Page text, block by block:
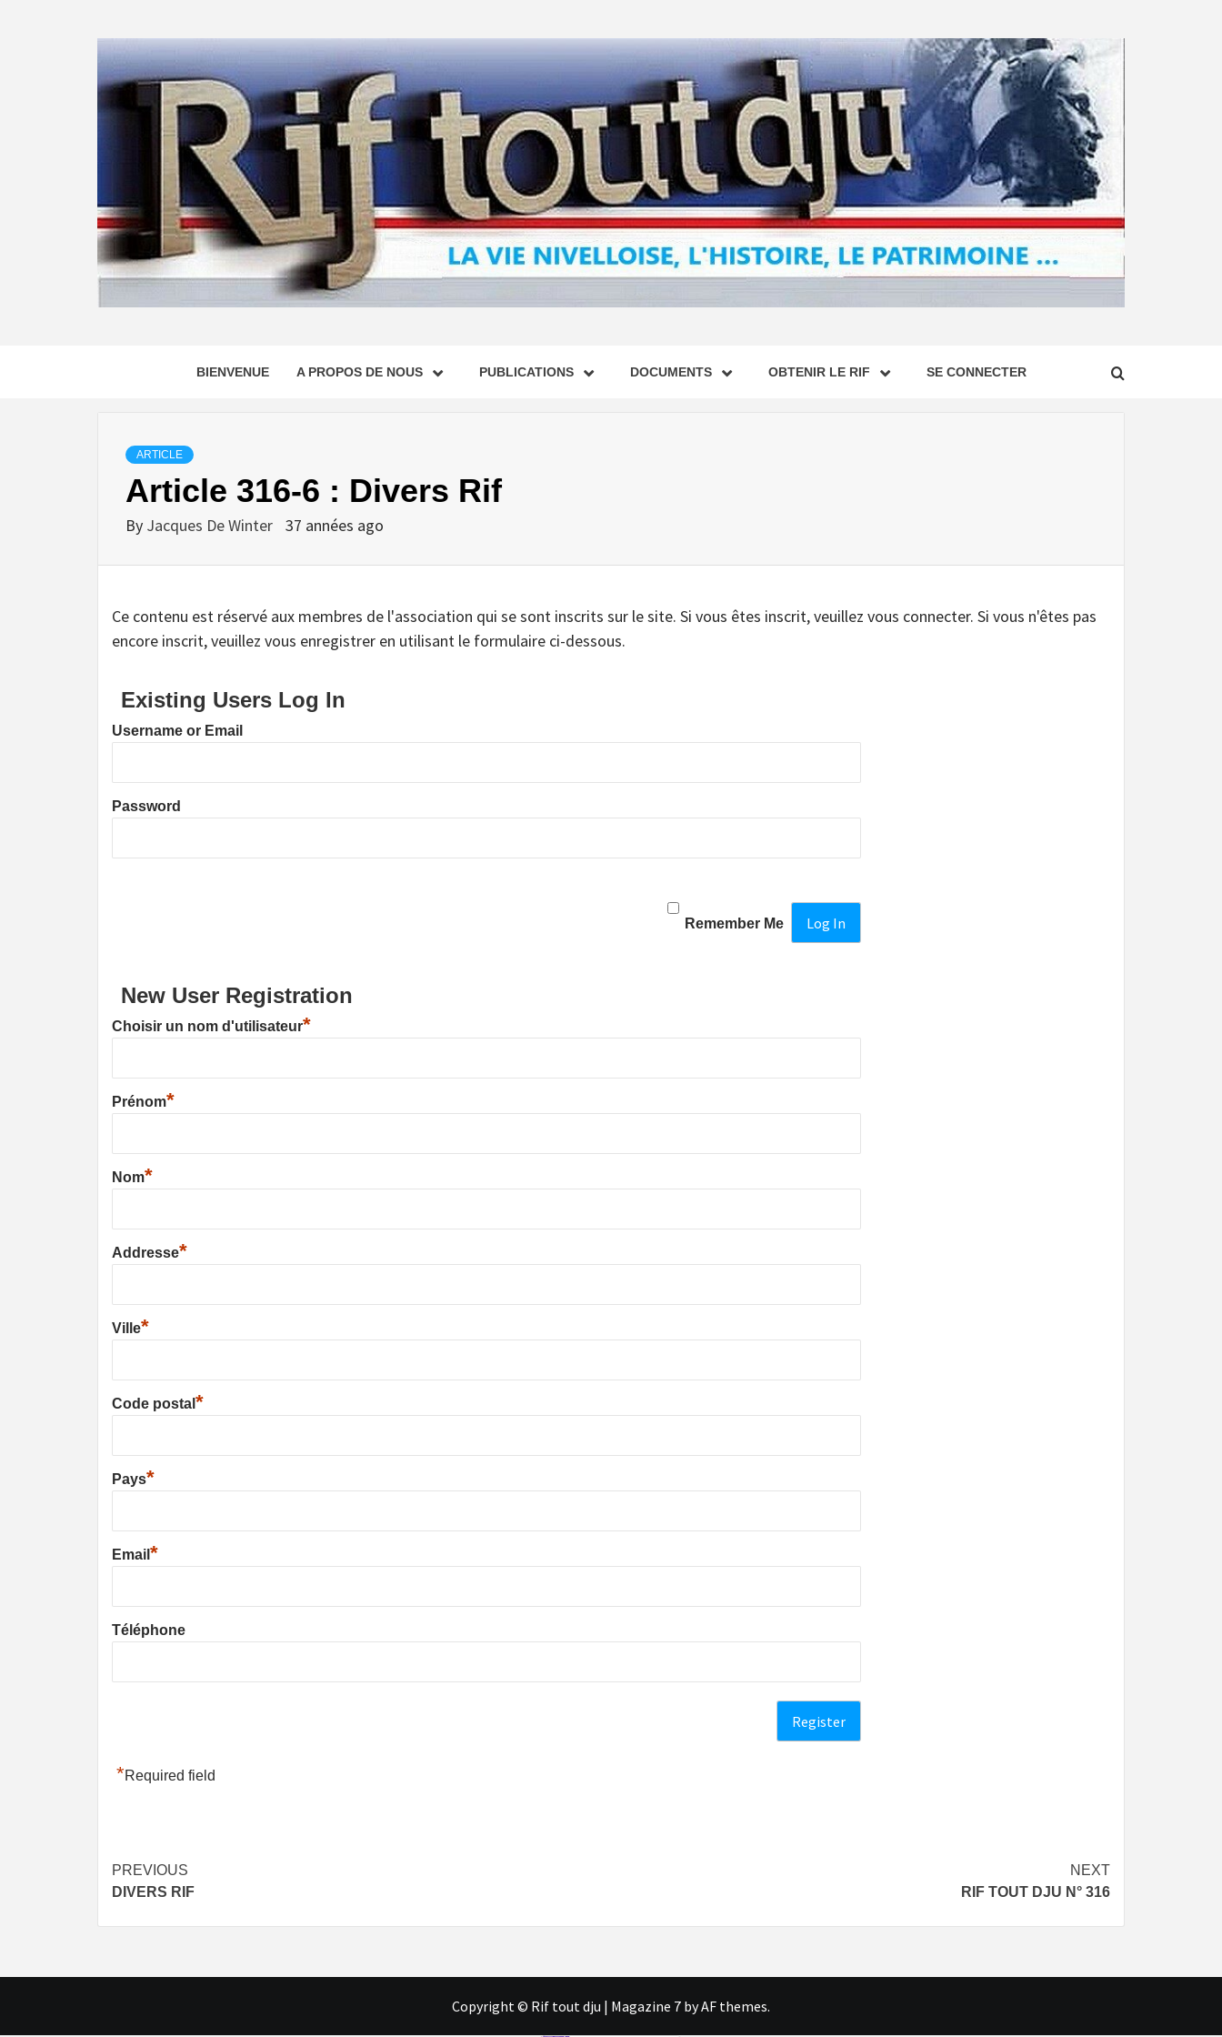
BIENVENUE A PROPOS DE NOUS PUBLICATIONS DOCUMENTS OBTENIR LE RIF SE CONNECTER
ARTICLE
Article 316-6 : Divers Rif
By Jacques De Winter 37 années ago
Ce contenu est réservé aux membres de l'association qui se sont inscrits sur le site. Si vous êtes inscrit, veuillez vous connecter. Si vous n'êtes pas
encore inscrit, veuillez vous enregistrer en utilisant le formulaire ci-dessous.
Existing Users Log In
Username or Email
Password
Remember Me
New User Registration
Choisir un nom d'utilisateur*
Prénom*
Nom*
Addresse*
Ville*
Code postal *
Pays*
Email *
Téléphone
*Required field
Post
navigation
PREVIOUS
DIVERS RIF
NEXT
RIF TOUT DJU N° 316
Copyright © Rif tout dju | Magazine 7 by AF themes.